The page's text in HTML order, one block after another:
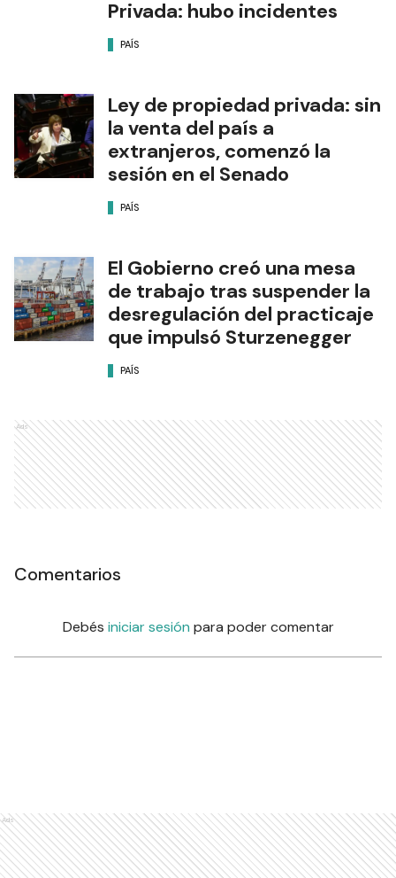
Privada: hubo incidentes
PAÍS
Ley de propiedad privada: sin
la venta del país a
extranjeros, comenzó la
sesión en el Senado
PAÍS
El Gobierno creó una mesa
de trabajo tras suspender la
desregulación del practicaje
que impulsó Sturzenegger
PAÍS
Ads
Comentarios
Debés iniciar sesión para poder comentar
Ads